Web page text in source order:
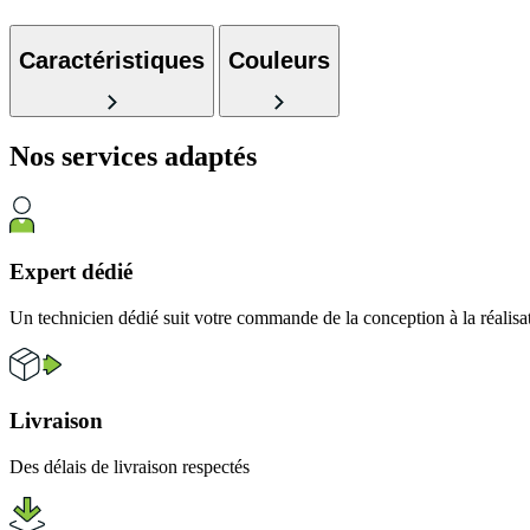
Caractéristiques Couleurs
Nos services adaptés
Expert dédié
Un technicien dédié suit votre commande de la conception à la
Livraison
Des délais de livraison respectés